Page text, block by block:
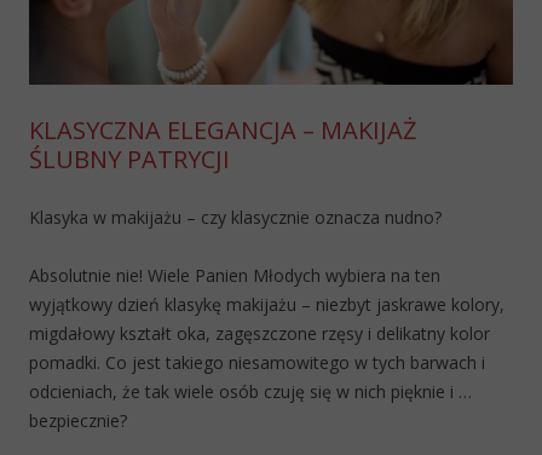
KLASYCZNA ELEGANCJA – MAKIJAŻ
ŚLUBNY PATRYCJI
Klasyka w makijażu – czy klasycznie oznacza nudno?
Absolutnie nie! Wiele Panien Młodych wybiera na ten
wyjątkowy dzień klasykę makijażu – niezbyt jaskrawe kolory,
migdałowy kształt oka, zagęszczone rzęsy i delikatny kolor
pomadki. Co jest takiego niesamowitego w tych barwach i
odcieniach, że tak wiele osób czuję się w nich pięknie i …
bezpiecznie?